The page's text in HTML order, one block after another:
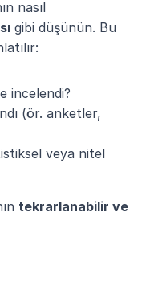
nasıl
gibi düşünün. Bu
incelendi?
(ör. anketler,
veya nitel
tekrarlanabilir ve